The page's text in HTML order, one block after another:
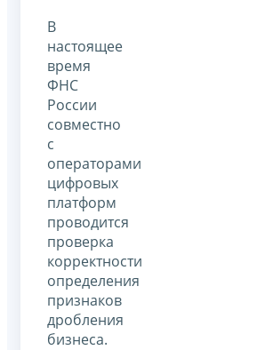
В
настоящее
время
ФНС
России
совместно
с
операторами
цифровых
платформ
проводится
проверка
корректности
определения
признаков
дробления
бизнеса.